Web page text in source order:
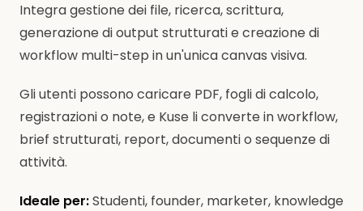
Integra gestione dei file, ricerca, scrittura,
generazione di output strutturati e creazione di
workflow multi-step in un'unica canvas visiva.
Gli utenti possono caricare PDF, fogli di calcolo,
registrazioni o note, e Kuse li converte in workflow,
brief strutturati, report, documenti o sequenze di
attività.
Ideale per:Studenti, founder, marketer, knowledge